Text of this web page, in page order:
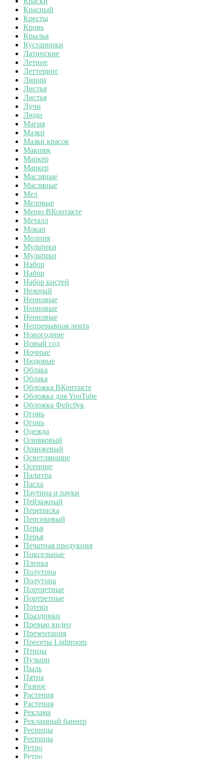
Красный
Кресты
Кровь
Крылья
Кустарники
Латинские
Летние
Леттеринг
Линии
Листья
Листья
Лучи
Люди
Магия
Мазки
Мазки красок
Макияж
Маркер
Маркер
Масляные
Масляные
Мел
Меловые
Меню ВКонтакте
Металл
Мокап
Молния
Мультики
Мультики
Набор
Набор
Набор кистей
Нежный
Неоновые
Неоновые
Неоновые
Непрерывная лента
Новогодние
Новый год
Ночные
Нюдовые
Облака
Облака
Обложка ВКонтакте
Обложка для YouTube
Обложка Фейсбук
Огонь
Огонь
Одежда
Оливковый
Оранжевый
Осветляющие
Осенние
Палитра
Пасха
Паутина и пауки
Пейзажный
Переписка
Персиковый
Перья
Перья
Печатная продукция
Пиксельные
Пленка
Полутона
Полутона
Портретные
Портретные
Потеки
Праздники
Превью видео
Презентация
Пресеты Lightroom
Птицы
Пузыри
Пыль
Пятна
Разное
Растения
Растения
Реклама
Рекламный баннер
Ресницы
Ресницы
Ретро
Ретро